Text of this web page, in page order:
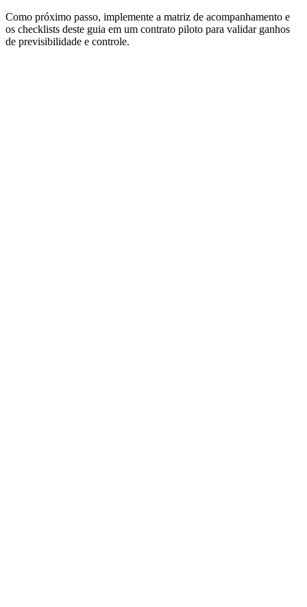
Como próximo passo, implemente a matriz de acompanhamento e
os checklists deste guia em um contrato piloto para validar ganhos
de previsibilidade e controle.